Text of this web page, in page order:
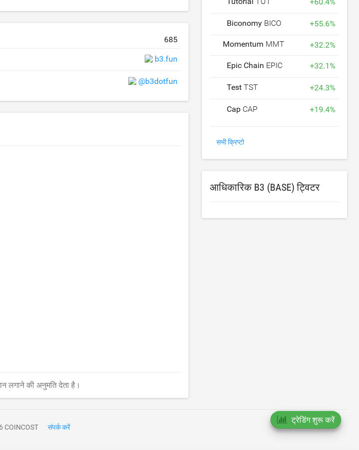
685
b3.fun
@b3dotfun
लगाने की अनुमति देता है।
Biconomy BICO +55.6%
Momentum MMT +32.2%
Epic Chain EPIC +32.1%
TestTST +24.3%
Cap CAP +19.4%
सभी क्रिप्टो
आधिकारिक B3 (BASE) ट्विटर
COINCOST संपर्क करें
ट्रेडिंग शुरू करें